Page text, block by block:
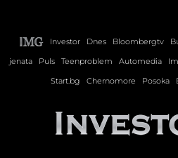
Investor Dnes Bloombergtv
jenata
Puls Teenproblem Automedia
Start.bg
Chernomore Posoka